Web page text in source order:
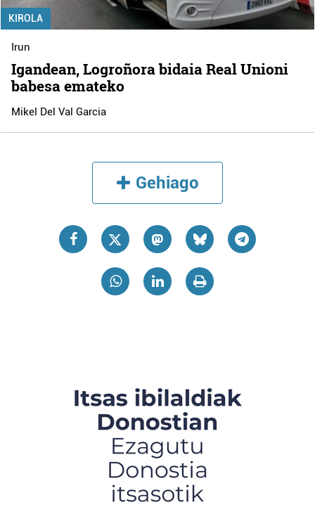
KIROLA
Irun
Igandean, Logroñora bidaia Real Unioni
babesa emateko
Mikel Del Val Garcia
Gehiago